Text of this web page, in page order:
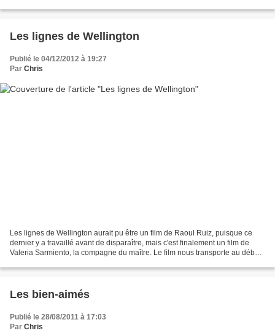
Les lignes de Wellington
Publié le 04/12/2012 à 19:27
Par Chris
Les lignes de Wellington aurait pu être un film de Raoul Ruiz, puisque ce
dernier y a travaillé avant de disparaître, mais c'est finalement un film de
Valeria Sarmiento, la compagne du maître. Le film nous transporte au début
Les bien-aimés
Publié le 28/08/2011 à 17:03
Par Chris